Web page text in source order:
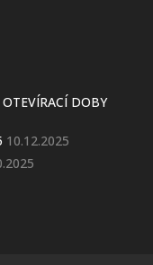
DOBY
10.12.2025